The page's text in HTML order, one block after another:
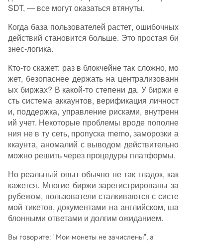
SDT, — все могут оказаться втянуты.
Когда база пользователей растет, ошибочных
действий становится больше. Это простая би
знес-логика.
Кто-то скажет: раз в блокчейне так сложно, мо
жет, безопаснее держать на централизованн
ых биржах? В какой-то степени да. У биржи е
сть система аккаунтов, верификация личност
и, поддержка, управление рисками, внутренн
ий учет. Некоторые проблемы вроде пополне
ния не в ту сеть, пропуска memo, заморозки а
ккаунта, аномалий с выводом действительно
можно решить через процедуры платформы.
Но реальный опыт обычно не так гладок, как
кажется. Многие биржи зарегистрированы за
рубежом, пользователи сталкиваются с систе
мой тикетов, документами на английском, ша
блонными ответами и долгим ожиданием.
Вы говорите: "Мои монеты не зачислены", а